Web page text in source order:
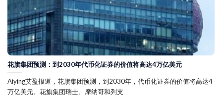
花旗集团预测：到2030年代币化证券的价值将高达4万亿美元
Aiying艾盈报道，花旗集团预测，到2030年，代币化证券的价值将高达4
万亿美元。花旗集团瑞士、摩纳哥和列支